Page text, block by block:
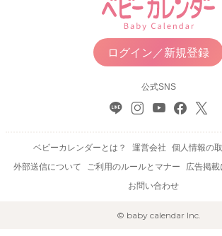
ログイン／新規登録
公式SNS
ベビーカレンダーとは？ 運営会社
個人情報の
外部送信について
ご利用のルールとマナー 広告掲載
お問い合わせ
© baby calendar Inc.